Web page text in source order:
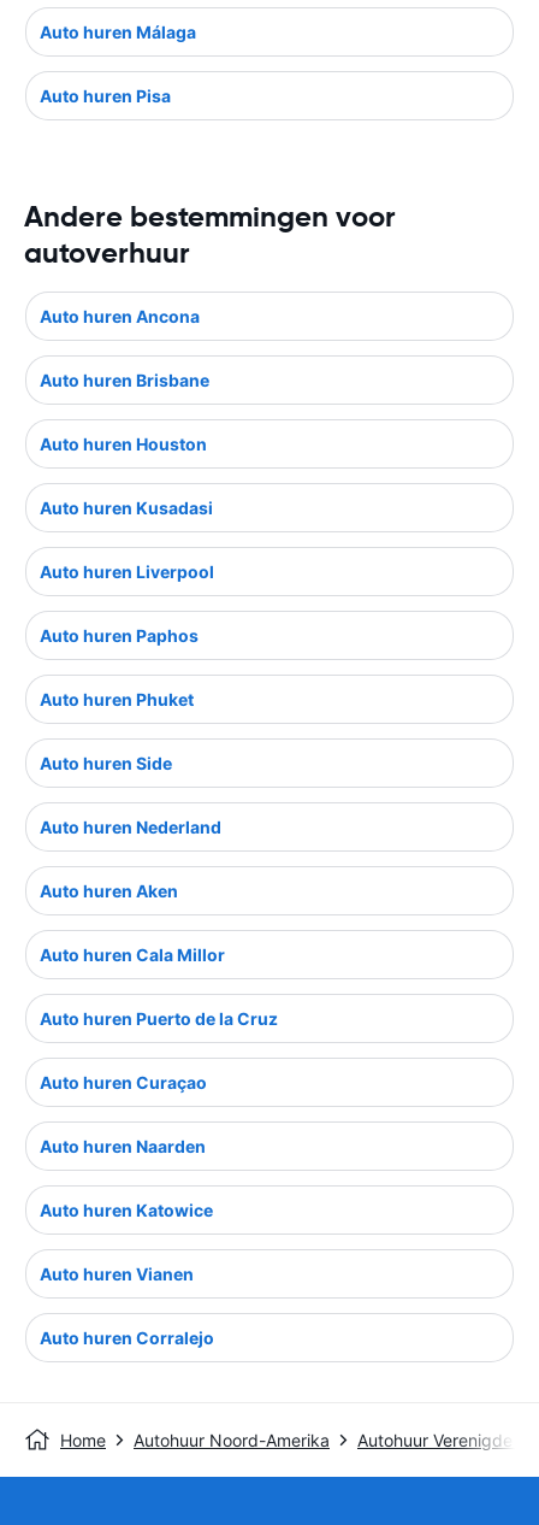
Auto huren Málaga
Auto huren Pisa
Andere bestemmingen voor
autoverhuur
Auto huren Ancona
Auto huren Brisbane
Auto huren Houston
Auto huren Kusadasi
Auto huren Liverpool
Auto huren Paphos
Auto huren Phuket
Auto huren Side
Auto huren Nederland
Auto huren Aken
Auto huren Cala Millor
Auto huren Puerto de la Cruz
Auto huren Curaçao
Auto huren Naarden
Auto huren Katowice
Auto huren Vianen
Auto huren Corralejo
Home Autohuur Noord-Amerika Autohuur Verenigde